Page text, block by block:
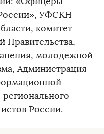
УФСКН
комитет
Правительства,
молодежной
Администрация
России.